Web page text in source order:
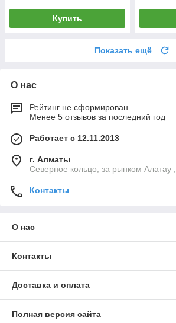
Купить
Показать ещё
О нас
Рейтинг не сформирован
Менее 5 отзывов за последний год
Работает с 12.11.2013
г. Алматы
Северное кольцо, за рынком Алатау
Контакты
О нас
Контакты
Доставка и оплата
Полная версия сайта